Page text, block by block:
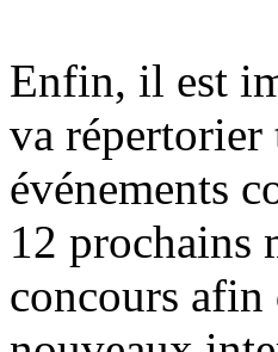
Enfin, il est
va répertorier
événements
12 prochains
concours